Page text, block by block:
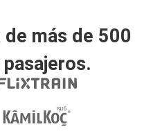
más de 500